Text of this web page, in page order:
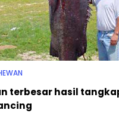
terbesar hasil